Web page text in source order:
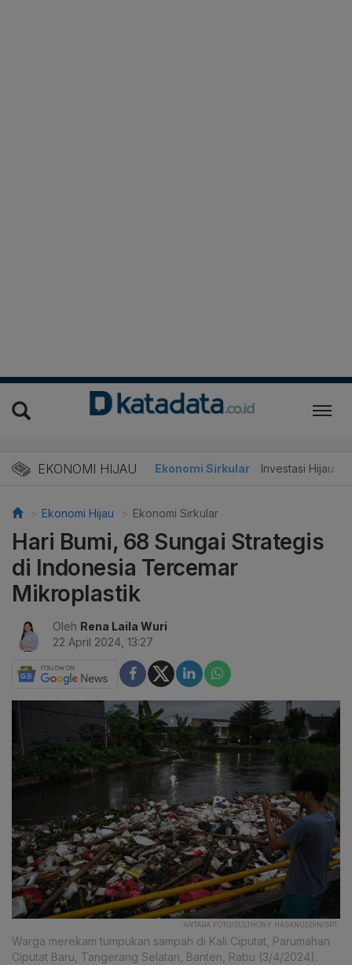
EKONOMI HIJAU
Energi Baru Ekonomi Sirkular Investasi Hijau
Ekonomi Hijau Ekonomi Sirkular
Hari Bumi, 68 Sungai Strategis
di Indonesia Tercemar
Mikroplastik
Oleh Rena Laila Wuri
22 April 2024, 13:27
ANTARA FOTO/SULTHONY HASANUDDIN/SPT.
Warga merekam tumpukan sampah di Kali Ciputat, Parumahan
Ciputat Baru, Tangerang Selatan, Banten, Rabu (3/4/2024).